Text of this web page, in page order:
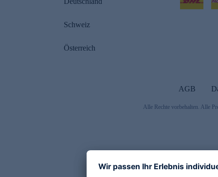
Schweiz
Österreich
AGB
Alle Rechte vorbehalten. Alle